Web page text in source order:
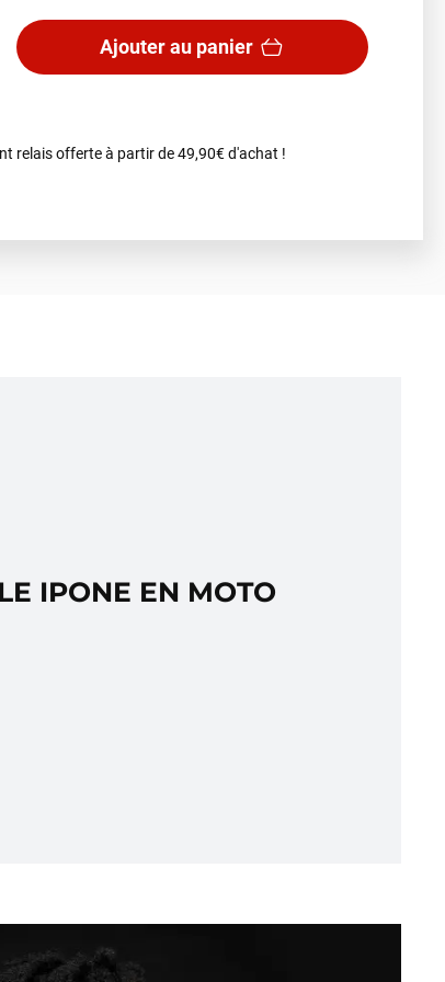
Ajouter au panier
relais offerte à partir de 49,90€ d'achat !
IPONE EN MOTO